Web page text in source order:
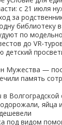
с 21 июля
за
библиотеку
по
до
детский
Мужества —
память
Волгоградской
яйца и
под видом